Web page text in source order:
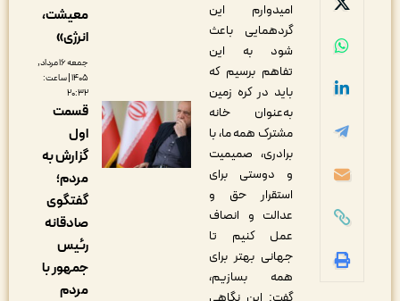
امیدوارم این
گردهمایی باعث
شود به این
تفاهم برسیم که
باید در کره زمین
به‌عنوان خانه
مشترک همه ما، با
برادری، صمیمیت
و دوستی برای
استقرار حق و
عدالت و انصاف
عمل کنیم تا
جهانی بهتر برای
همه بسازیم،
معیشت،
جمعه ۱۶ مرداد,
۱۴۰۵ | ساعت:
قسمت
اول
گزارش به
گفتگوی
صادقانه
جمهور با